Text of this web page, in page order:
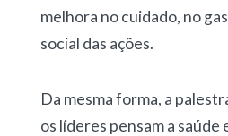
melhora no cuidado, no
social das ações.
Da mesma forma, a
os líderes pensam a